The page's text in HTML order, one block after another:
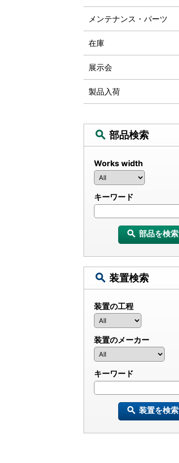
メンテナンス・パーツ
在庫
展示会
製品入荷
部品検索
Works width
キーワード
部品を検索
装置検索
装置の工程
装置のメーカー
キーワード
装置を検索